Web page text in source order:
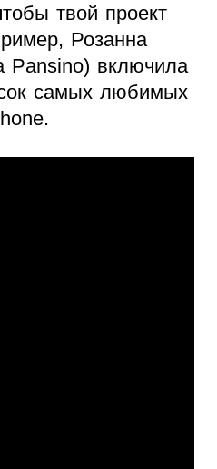
твой проект
Розанна
Pansino) включила
самых любимых